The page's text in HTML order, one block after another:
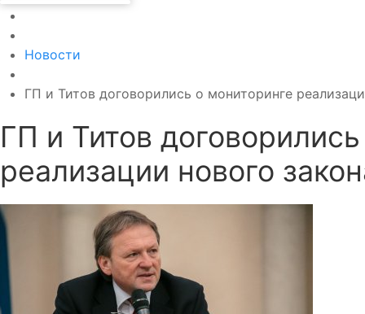
Новости
ГП и Титов договорились о мониторинге
ГП и Титов
реализации нового